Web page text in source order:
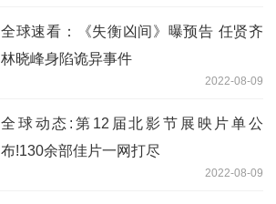
全球速看：《失衡凶间》曝预告 任贤齐
林晓峰身陷诡异事件
2022-08-09
全球动态:第12届北影节展映片单公
布!130余部佳片一网打尽
2022-08-09